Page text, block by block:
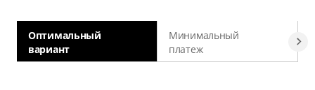
Оптимальный
вариант
Минимальный
платеж